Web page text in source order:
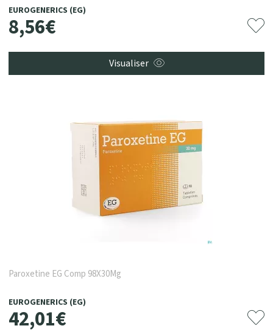
EUROGENERICS (EG)
8,56€
Visualiser
Paroxetine EG Comp 98X30Mg
EUROGENERICS (EG)
42,01€